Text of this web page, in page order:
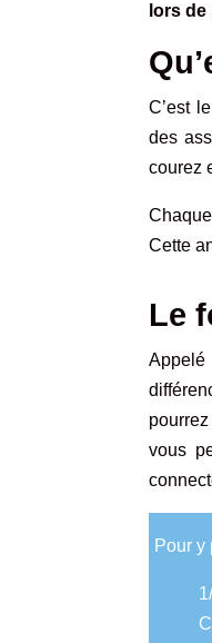
lors
C’est
des
courez
Cette
Le
vous
Pour y